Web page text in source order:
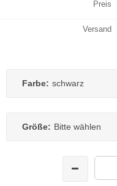
Preis
Versand
Farbe: schwarz
Größe: Bitte wählen